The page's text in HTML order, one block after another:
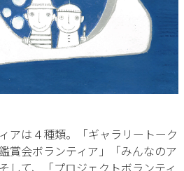
アは４種類。「ギャラリートーク
賞会ボランティア」「みんなのア